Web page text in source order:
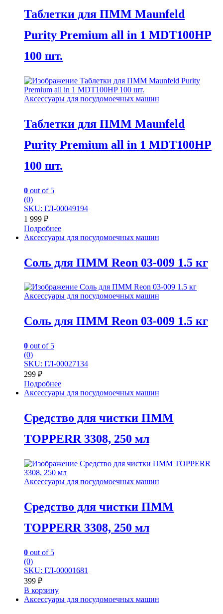
Таблетки для ПММ Maunfeld
Purity Premium all in 1 MDT100HP
100 шт.
Аксессуары для посудомоечных машин
Таблетки для ПММ Maunfeld
Purity Premium all in 1 MDT100HP
100 шт.
0 out of 5
(0)
SKU: ГЛ-00049194
1 999 ₽
Подробнее
Аксессуары для посудомоечных машин
Соль для ПММ Reon 03-009 1.5 кг
Аксессуары для посудомоечных машин
Соль для ПММ Reon 03-009 1.5 кг
0 out of 5
(0)
SKU: ГЛ-00027134
299 ₽
Подробнее
Аксессуары для посудомоечных машин
Средство для чистки ПММ
TOPPERR 3308, 250 мл
Аксессуары для посудомоечных машин
Средство для чистки ПММ
TOPPERR 3308, 250 мл
0 out of 5
(0)
SKU: ГЛ-00001681
399 ₽
В корзину
Аксессуары для посудомоечных машин